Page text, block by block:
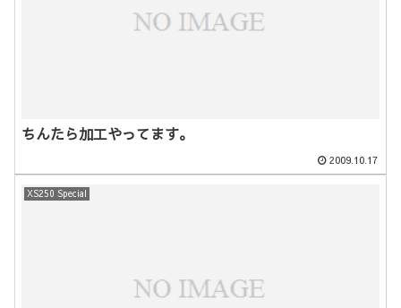
ちんたら加工やってます。
2009.10.17
XS250 Special